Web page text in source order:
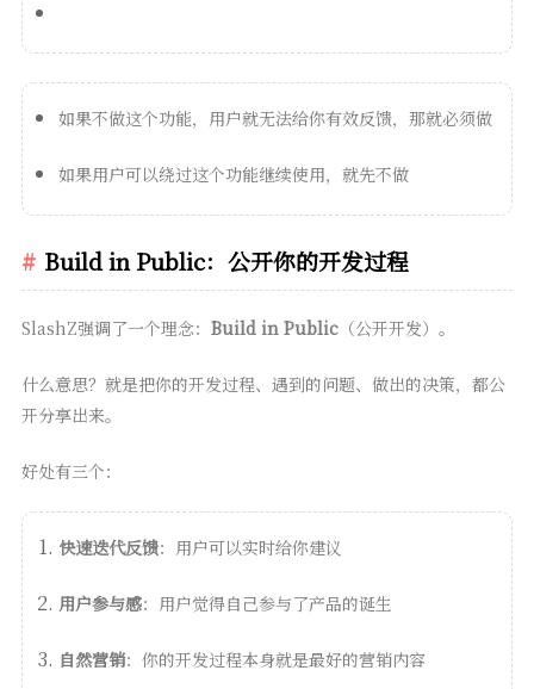
如果不做这个功能，用户就无法给你有效反馈，那就必须做
如果用户可以绕过这个功能继续使用，就先不做
Build in Public：公开你的开发过程
SlashZ强调了一个理念： Build in Public（公开开发）。
什么意思？就是把你的开发过程、遇到的问题、做出的决策，都公
开分享出来。
好处有三个：
快速迭代反馈：用户可以实时给你建议
用户参与感：用户觉得自己参与了产品的诞生
自然营销：你的开发过程本身就是最好的营销内容